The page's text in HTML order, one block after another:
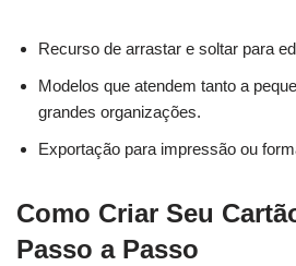
Recurso de arrastar e soltar para
Modelos que atendem tanto a
grandes organizações.
Exportação para impressão ou
Como Criar Seu
Passo a Passo